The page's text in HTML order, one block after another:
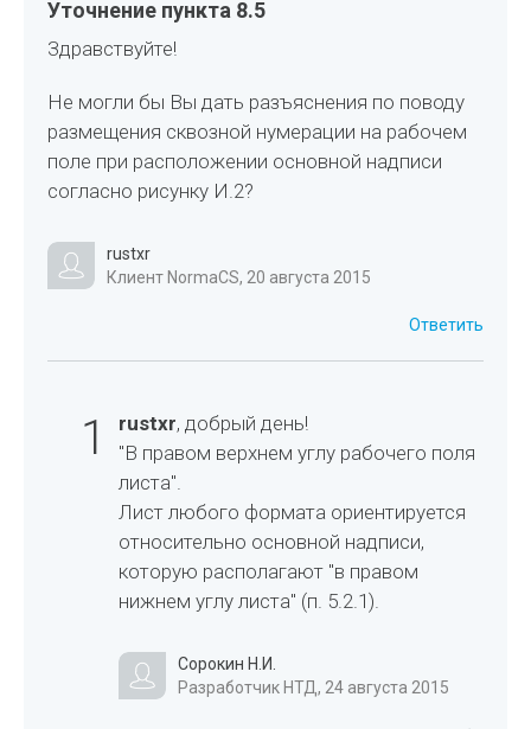
Уточнение пункта 8.5
Здравствуйте!
Не могли бы Вы дать разъяснения по поводу
размещения сквозной нумерации на рабочем
поле при расположении основной надписи
согласно рисунку И.2?
rustxr
Клиент NormaCS, 20 августа 2015
Ответить
1 rustxr, добрый день!
"В правом верхнем углу рабочего поля
листа".
Лист любого формата ориентируется
относительно основной надписи,
которую располагают "в правом
нижнем углу листа" (п. 5.2.1).
Сорокин Н.И.
Разработчик НТД, 24 августа 2015